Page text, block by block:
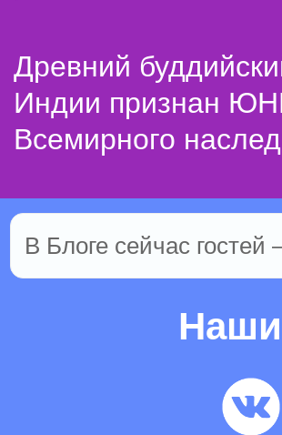
Древний
Индии признан
Всемирного
В Блоге сейчас гостей